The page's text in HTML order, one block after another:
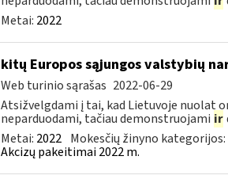
Metai: 2022
kitų Europos sąjungos valstybių
Web turinio sąrašas 2022-06-29
Atsižvelgdami į tai, kad Lietuvoje nuolat
neparduodami, tačiau demonstruojami ir
Metai: 2022 Mokesčių žinyno kategorijos:
Akcizų pakeitimai 2022 m.